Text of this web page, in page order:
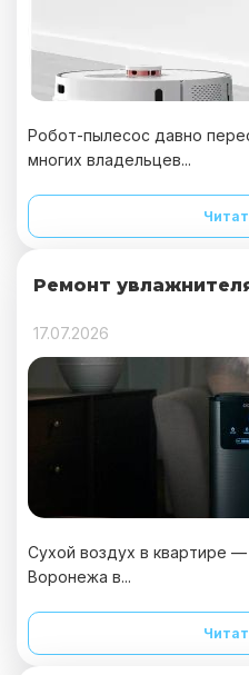
Робот-пылесос давно
многих владельцев...
Ремонт
17.07.2026
Сухой воздух в квартире
Воронежа в...